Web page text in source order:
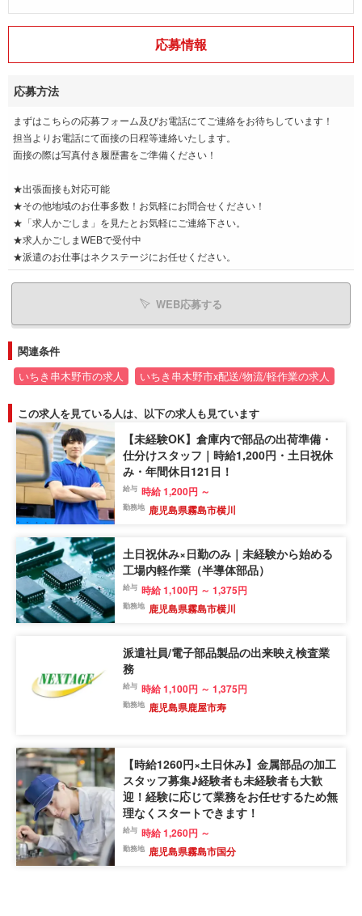
応募情報
応募方法
まずはこちらの応募フォーム及びお電話にてご連絡をお待ちしています！
担当よりお電話にて面接の日程等連絡いたします。
面接の際は写真付き履歴書をご準備ください！
★出張面接も対応可能
★その他地域のお仕事多数！お気軽にお問合せください！
★「求人かごしま」を見たとお気軽にご連絡下さい。
★求人かごしまWEBで受付中
★派遣のお仕事はネクステージにお任せください。
WEB応募する
関連条件
いちき串木野市の求人 いちき串木野市x配送/物流/軽作業の求人
この求人を見ている人は、以下の求人も見ています
【未経験OK】倉庫内で部品の出荷準備・
仕分けスタッフ｜時給1,200円・土日祝休
み・年間休日121日！
給与 時給 1,200円 ～
勤務地 鹿児島県霧島市横川
土日祝休み×日勤のみ｜未経験から始める
工場内軽作業（半導体部品）
給与 時給 1,100円 ～ 1,375円
勤務地 鹿児島県霧島市横川
派遣社員/電子部品製品の出来映え検査業
務
給与 時給 1,100円 ～ 1,375円
勤務地 鹿児島県鹿屋市寿
【時給1260円×土日休み】金属部品の加工
スタッフ募集♪経験者も未経験者も大歓
迎！経験に応じて業務をお任せするため無
理なくスタートできます！
給与 時給 1,260円 ～
勤務地 鹿児島県霧島市国分